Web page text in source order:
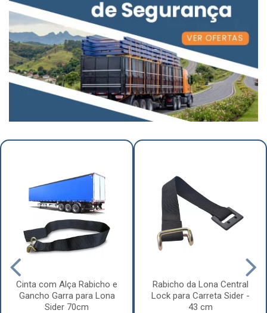
Cinta com Alça Rabicho e
Gancho Garra para Lona
Sider 70cm
Rabicho da Lona Central
Lock para Carreta Sider -
43 cm